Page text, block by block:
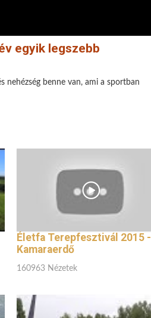
egyik legszebb
nehézség benne van, ami a sportban
Életfa Terepfesztivál 2015 -
Kamaraerdő
160963 Nézetek